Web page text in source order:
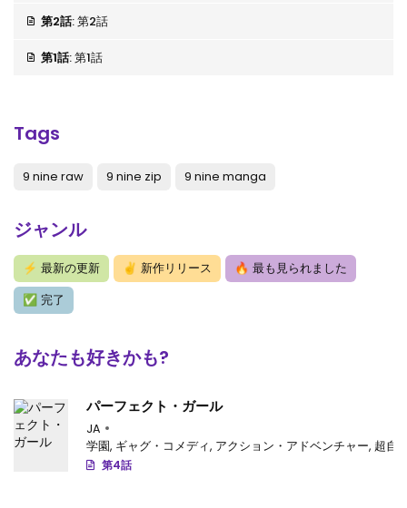
第2話: 第2話
第1話: 第1話
Tags
9 nine raw 9 nine zip 9 nine manga
ジャンル
⚡ 最新の更新 ✌ 新作リリース 🔥 最も見られました
✅ 完了
あなたも好きかも?
パーフェクト・ガール
JA
学園, ギャグ・コメディ, アクション・アドベンチャー, 超自
第4話